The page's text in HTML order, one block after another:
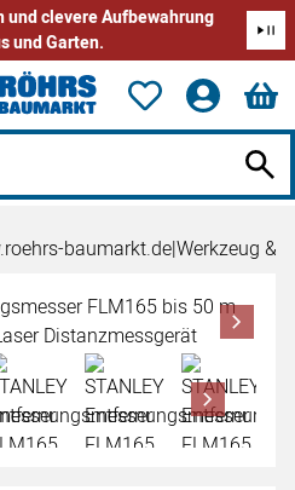
und clevere Aufbewahrung
und Garten.
baumarkt.de|Werkzeug &